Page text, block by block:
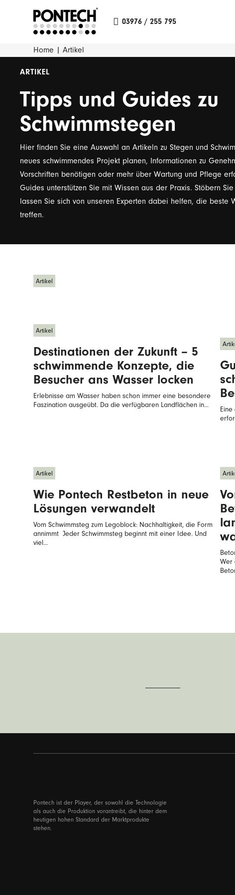
03976 / 255 795
Home |Artikel
ARTIKEL
Tipps und Guides zu
Schwimmstegen
Hier finden Sie eine Auswahl an Artikeln zu Stegen und
neues schwimmendes Projekt planen, Informationen zu
Vorschriften benötigen oder mehr über Wartung und Pflege
Guides unterstützen Sie mit Wissen aus der Praxis. Stöbern
lassen Sie sich von unseren Experten dabei helfen, die beste
treffen.
Artikel
Artikel
Destinationen der Zukunft – 5
schwimmende Konzepte, die
Besucher ans Wasser locken
Erlebnisse am Wasser haben schon immer eine besondere
Faszination ausgeübt. Da die verfügbaren Landflächen in...
Artikel
Wie Pontech Restbeton in neue
Lösungen verwandelt
Vom Schwimmsteg zum Legoblock: Nachhaltigkeit, die Form
annimmt Jeder Schwimmsteg beginnt mit einer Idee. Und
viel...
Wer
Pontech ist der Player, der sowohl die Technologie
als auch die Produktion vorantreibt, die hinter dem
heutigen hohen Standard der Marktprodukte
stehen.